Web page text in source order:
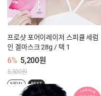
프로샷 포어이레이저 스피큘 세럼
인 겔마스크 28g / 택 1
6% 5,200원
5,500원
NEW BEST